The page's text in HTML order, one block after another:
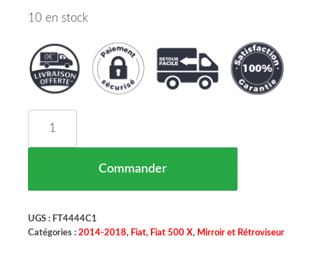
10 en stock
Commander
UGS : FT4444C1
Catégories : 2014-2018, Fiat, Fiat 500 X, Mirroir et Rétroviseur